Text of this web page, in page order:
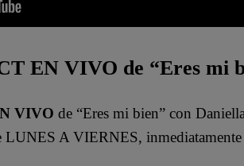
EN VIVO de “Eres mi
VIVO de “Eres mi bien” con
LUNES A VIERNES, inmediatamente